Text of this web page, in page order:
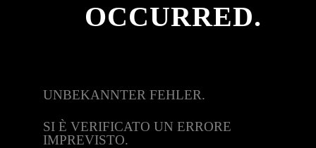
OCCURRED.
UNBEKANNTER FEHLER.
SI È VERIFICATO UN ERRORE
IMPREVISTO.